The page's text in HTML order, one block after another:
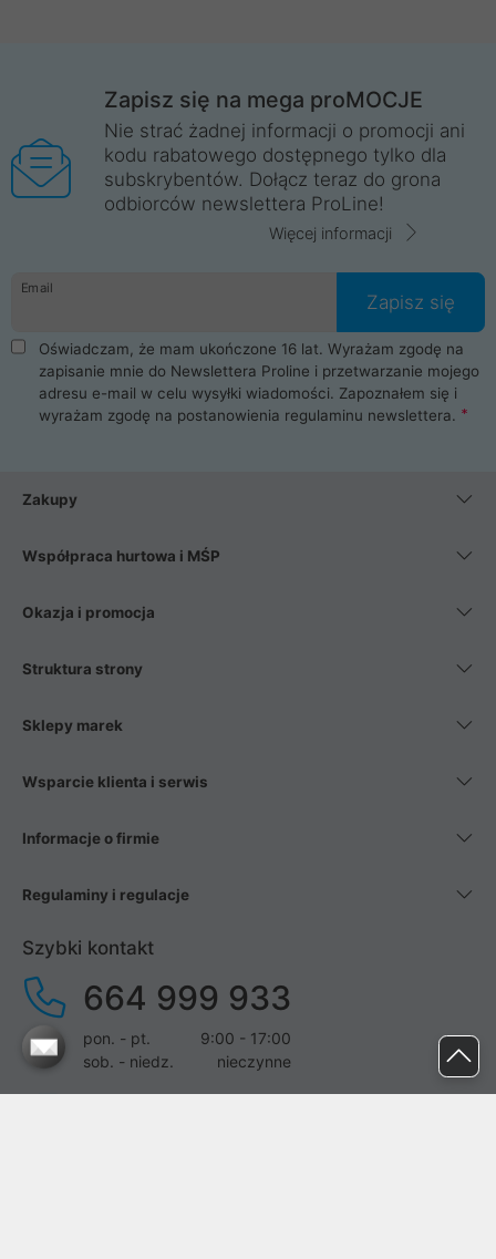
Zapisz się na mega proMOCJE
Nie strać żadnej informacji o promocji ani
kodu rabatowego dostępnego tylko dla
subskrybentów. Dołącz teraz do grona
odbiorców newslettera ProLine!
Więcej informacji
Email
Zapisz się
Oświadczam, że mam ukończone 16 lat. Wyrażam zgodę na
zapisanie mnie do Newslettera Proline i przetwarzanie mojego
adresu e-mail w celu wysyłki wiadomości. Zapoznałem się i
wyrażam zgodę na postanowienia regulaminu newslettera.
Zakupy
Współpraca hurtowa i MŚP
Okazja i promocja
Struktura strony
Sklepy marek
Wsparcie klienta i serwis
Informacje o firmie
Regulaminy i regulacje
Szybki kontakt
664 999 933
pon. - pt.
9:00 - 17:00
sob. - niedz.
nieczynne